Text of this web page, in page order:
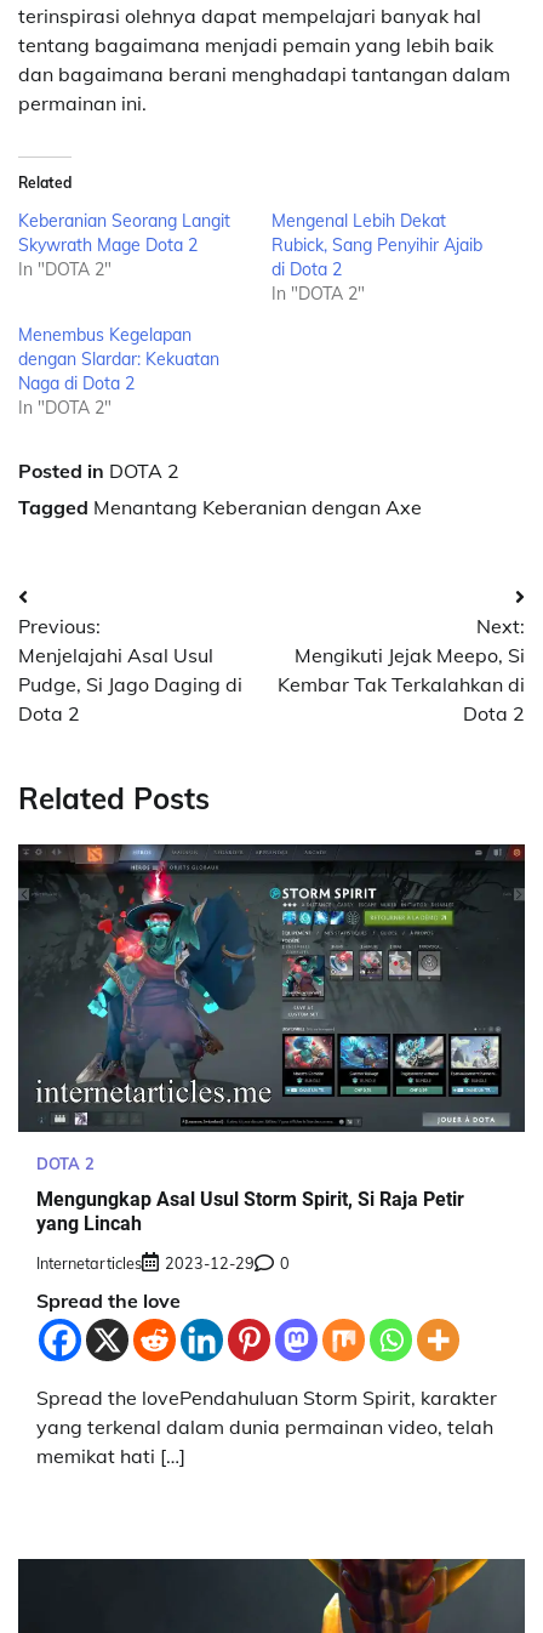
terinspirasi olehnya dapat mempelajari banyak hal
tentang bagaimana menjadi pemain yang lebih baik
dan bagaimana berani menghadapi tantangan dalam
permainan ini.
Related
Keberanian Seorang Langit
Skywrath Mage Dota 2
In "DOTA 2"
Mengenal Lebih Dekat
Rubick, Sang Penyihir Ajaib
di Dota 2
In "DOTA 2"
Menembus Kegelapan
dengan Slardar: Kekuatan
Naga di Dota 2
In "DOTA 2"
Posted in DOTA 2
Tagged Menantang Keberanian dengan Axe
Post
navigation
Previous:
Menjelajahi Asal Usul
Pudge, Si Jago Daging di
Dota 2
Next:
Mengikuti Jejak Meepo, Si
Kembar Tak Terkalahkan di
Dota 2
Related Posts
DOTA 2
Mengungkap Asal Usul Storm Spirit, Si Raja Petir
yang Lincah
Internetarticles 2023-12-29 0
Spread the love
Spread the lovePendahuluan Storm Spirit, karakter
yang terkenal dalam dunia permainan video, telah
memikat hati […]